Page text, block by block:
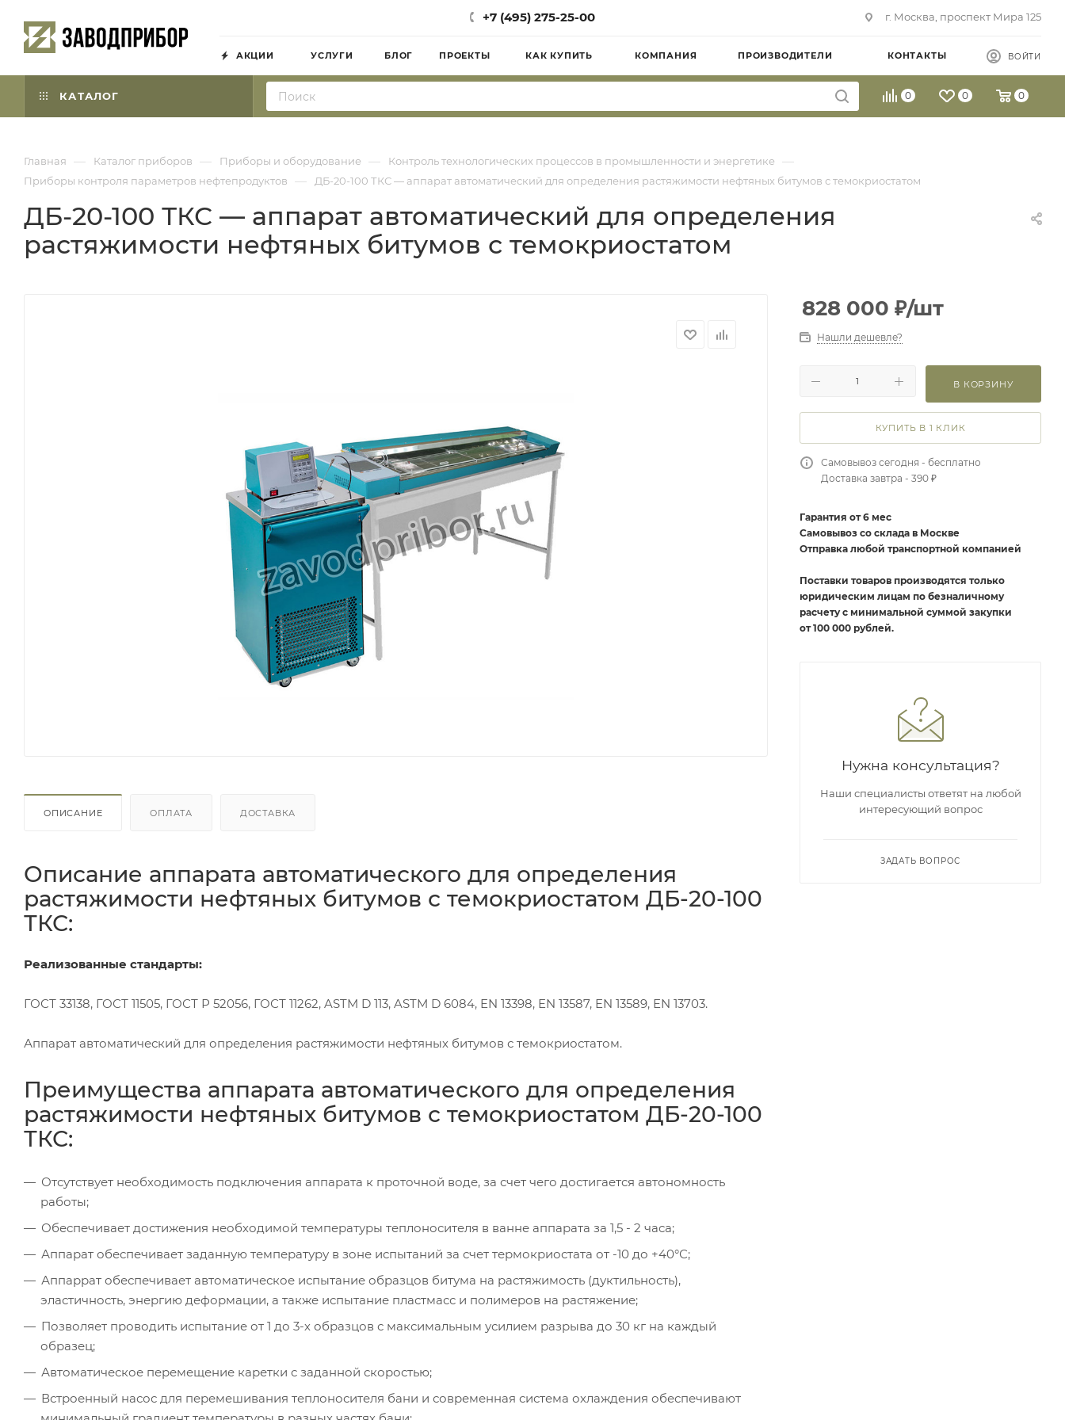
+7 (495) 275-25-00 г. Москва, проспект Мира 125
АКЦИИ УСЛУГИ БЛОГ ПРОЕКТЫ КАК КУПИТЬ КОМПАНИЯ ПРОИЗВОДИТЕЛИ КОНТАКТЫ ВОЙТИ
КАТАЛОГ 0 0 0
Главная — Каталог приборов — Приборы и оборудование — Контроль технологических процессов в промышленности и энергетике —
Приборы контроля параметров нефтепродуктов — ДБ-20-100 ТКС — аппарат автоматический для определения растяжимости нефтяных битумов с темокриостатом
ДБ-20-100 ТКС — аппарат автоматический для определения
растяжимости нефтяных битумов с темокриостатом
ОПИСАНИЕ ОПЛАТА ДОСТАВКА
Описание аппарата автоматического для определения
растяжимости нефтяных битумов с темокриостатом ДБ-20-100
ТКС:
Реализованные стандарты:
ГОСТ 33138, ГОСТ 11505, ГОСТ Р 52056, ГОСТ 11262, ASTM D 113, ASTM D 6084, EN 13398, EN 13587, EN 13589, EN 13703.
Аппарат автоматический для определения растяжимости нефтяных битумов с темокриостатом.
Преимущества аппарата автоматического для определения
растяжимости нефтяных битумов с темокриостатом ДБ-20-100
ТКС:
Отсутствует необходимость подключения аппарата к проточной воде, за счет чего достигается автономность
работы;
Обеспечивает достижения необходимой температуры теплоносителя в ванне аппарата за 1,5 - 2 часа;
Аппарат обеспечивает заданную температуру в зоне испытаний за счет термокриостата от -10 до +40°С;
Аппаррат обеспечивает автоматическое испытание образцов битума на растяжимость (дуктильность),
эластичность, энергию деформации, а также испытание пластмасс и полимеров на растяжение;
Позволяет проводить испытание от 1 до 3-х образцов с максимальным усилием разрыва до 30 кг на каждый
образец;
Автоматическое перемещение каретки с заданной скоростью;
Встроенный насос для перемешивания теплоносителя бани и современная система охлаждения обеспечивают
828 000 ₽/шт
Нашли дешевле?
В КОРЗИНУ
КУПИТЬ В 1 КЛИК
Самовывоз сегодня - бесплатно
Доставка завтра - 390 ₽
Гарантия от 6 мес
Самовывоз со склада в Москве
Отправка любой транспортной компанией
Поставки товаров производятся только
юридическим лицам по безналичному
расчету с минимальной суммой закупки
от 100 000 рублей.
Нужна консультация?
Наши специалисты ответят на любой
интересующий вопрос
ЗАДАТЬ ВОПРОС